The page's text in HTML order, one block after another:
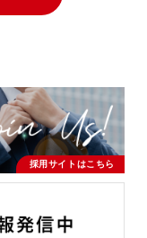
採用サイトはこちら